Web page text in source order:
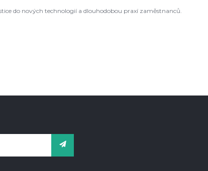
do nových technologií a dlouhodobou praxí zaměstnanců.